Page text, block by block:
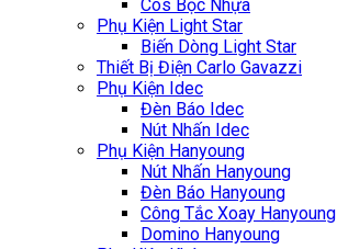
Cos Bọc Nhựa
Phụ Kiện Light Star
Biến Dòng Light Star
Thiết Bị Điện Carlo Gavazzi
Phụ Kiện Idec
Đèn Báo Idec
Nút Nhấn Idec
Phụ Kiện Hanyoung
Nút Nhấn Hanyoung
Đèn Báo Hanyoung
Công Tắc Xoay Hanyoung
Domino Hanyoung